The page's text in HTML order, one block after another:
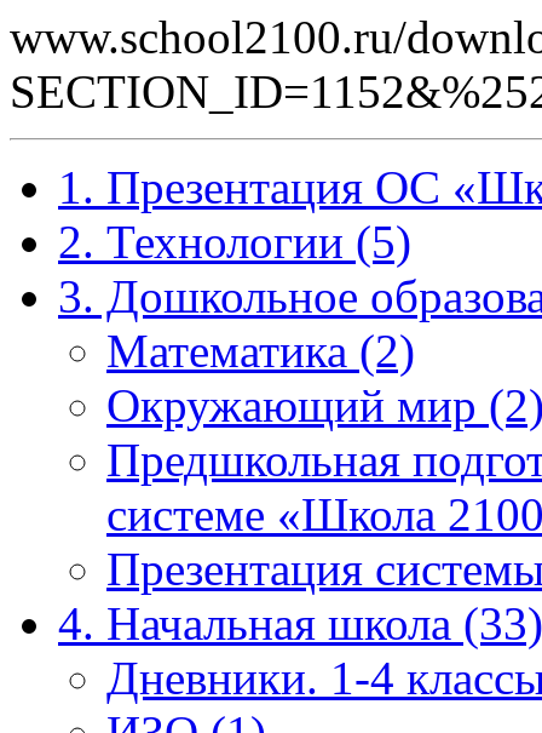
www.school2100.ru/
1. Презентация ОС
2. Технологии (5)
3. Дошкольное
Математика (2)
Окружающий мир
Предшкольная
системе «Школа
Презентация
4. Начальная школа (33)
Дневники. 1-4